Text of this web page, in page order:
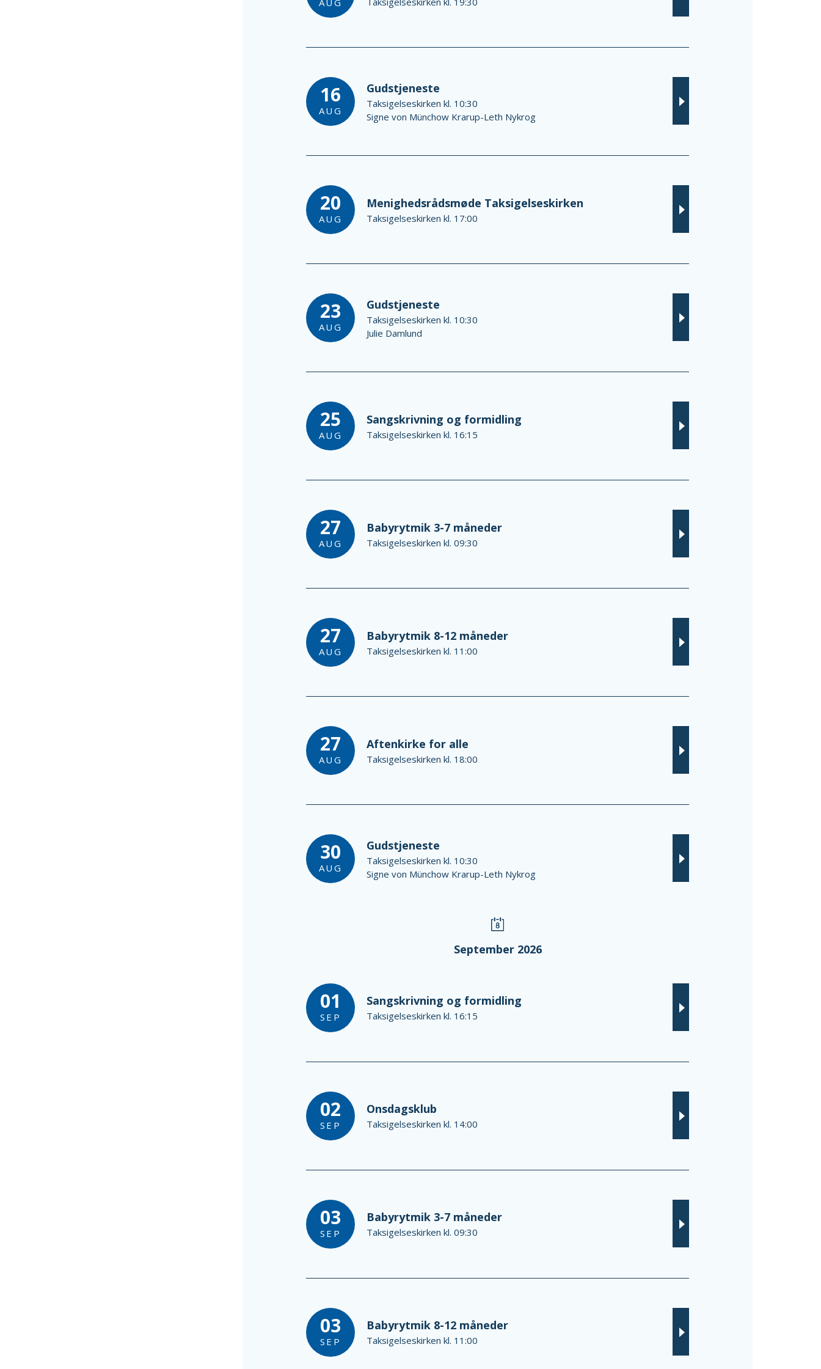
AUG
16
AUG
Gudstjeneste
Taksigelseskirken kl. 10:30
Signe von Münchow Krarup-Leth Nykrog
20
AUG
Menighedsrådsmøde Taksigelseskirken
Taksigelseskirken kl. 17:00
23
AUG
Gudstjeneste
Taksigelseskirken kl. 10:30
Julie Damlund
25
AUG
Sangskrivning og formidling
Taksigelseskirken kl. 16:15
27
AUG
Babyrytmik 3-7 måneder
Taksigelseskirken kl. 09:30
27
AUG
Babyrytmik 8-12 måneder
Taksigelseskirken kl. 11:00
27
AUG
Aftenkirke for alle
Taksigelseskirken kl. 18:00
30
AUG
Gudstjeneste
Taksigelseskirken kl. 10:30
Signe von Münchow Krarup-Leth Nykrog
September 2026
01
SEP
Sangskrivning og formidling
Taksigelseskirken kl. 16:15
02
SEP
Onsdagsklub
Taksigelseskirken kl. 14:00
03
SEP
Babyrytmik 3-7 måneder
Taksigelseskirken kl. 09:30
03
SEP
Babyrytmik 8-12 måneder
Taksigelseskirken kl. 11:00